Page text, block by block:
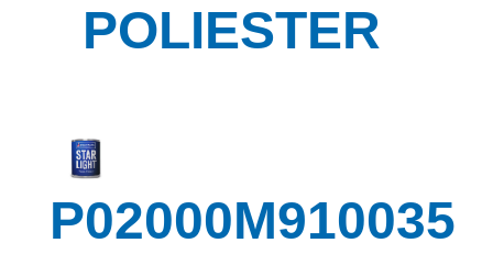
POLIESTER
P02000M910035